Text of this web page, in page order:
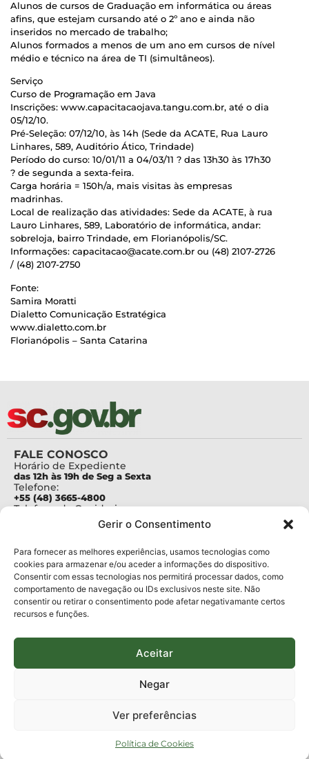
Gerir o Consentimento
Para fornecer as melhores experiências, usamos tecnologias como
cookies para armazenar e/ou aceder a informações do dispositivo.
Consentir com essas tecnologias nos permitirá processar dados, como
comportamento de navegação ou IDs exclusivos neste site. Não
consentir ou retirar o consentimento pode afetar negativamante certos
recursos e funções.
Aceitar
Negar
Ver preferências
Política de Cookies
Alunos de cursos de Graduação em informática ou áreas
afins, que estejam cursando até o 2º ano e ainda não
inseridos no mercado de trabalho;
Alunos formados a menos de um ano em cursos de nível
médio e técnico na área de TI (simultâneos).
Serviço
Curso de Programação em Java
Inscrições: www.capacitacaojava.tangu.com.br, até o dia
05/12/10.
Pré-Seleção: 07/12/10, às 14h (Sede da ACATE, Rua Lauro
Linhares, 589, Auditório Ático, Trindade)
Período do curso: 10/01/11 a 04/03/11 ? das 13h30 às 17h30
? de segunda a sexta-feira.
Carga horária = 150h/a, mais visitas às empresas
madrinhas.
Local de realização das atividades: Sede da ACATE, à rua
Lauro Linhares, 589, Laboratório de informática, andar:
sobreloja, bairro Trindade, em Florianópolis/SC.
Informações: capacitacao@acate.com.br ou (48) 2107-2726
/ (48) 2107-2750
Fonte:
Samira Moratti
Dialetto Comunicação Estratégica
www.dialetto.com.br
Florianópolis – Santa Catarina
FALE CONOSCO
Horário de Expediente
das 12h às 19h de Seg a Sexta
Telefone:
+55 (48) 3665-4800
Telefone da Ouvidoria
Para assuntos relacionados à Pesquisa
pesquisa@fapesc.sc.gov.br
Para assuntos relacionados à Inovação
inovacao@fapesc.sc.gov.br
Para assuntos relacionados à Bolsas
bolsas@fapesc.sc.gov.br
Para assuntos relacionados à Prestação de Contas
Para assuntos relacionados à Plataforma
plataforma@fapesc.sc.gov.br
Jair Artur da Silva dpo@fapesc.sc.gov.br 3665-4831
km 01, Módulo 12A, Edifício Fapesc / Celta, 5° andar